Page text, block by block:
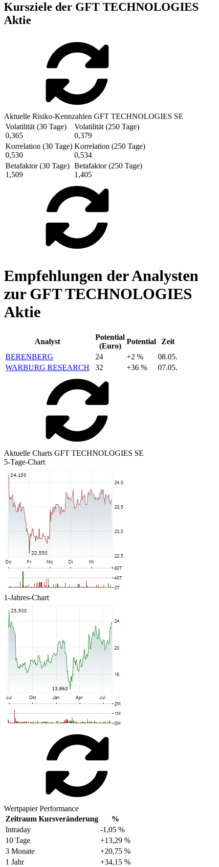
Kursziele der GFT TECHNOLOGIES
Aktie
Aktuelle Risiko-Kennzahlen GFT TECHNOLOGIES SE
Volatilität (30 Tage)
0,365
Volatilität (250 Tage)
0,379
Korrelation (30 Tage)
0,530
Korrelation (250 Tage)
0,534
Betafaktor (30 Tage)
1,509
Betafaktor (250 Tage)
1,405
Empfehlungen der Analysten
zur GFT TECHNOLOGIES
Aktie
Analyst
Potential
(Euro)
Potential
Zeit
BERENBERG
24 +2 %
08.05.
WARBURG RESEARCH
32 +36 % 07.05.
Aktuelle Charts GFT TECHNOLOGIES SE
5-Tage-Chart
1-Jahres-Chart
Wertpapier Performance
Zeitraum Kursveränderung
%
Intraday
-1,05 %
10 Tage
+13,29 %
3 Monate
+20,75 %
1 Jahr
+34,15 %